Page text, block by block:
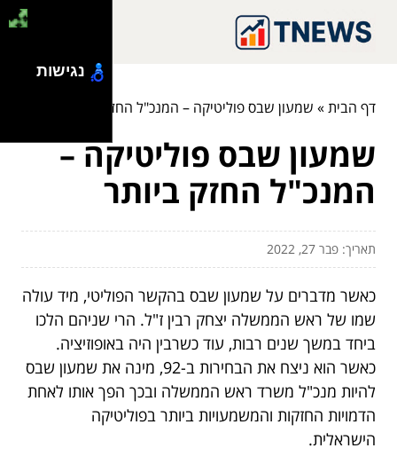
דף הבית» שמעון שבס פוליטיקה – המנכ"ל החזק ביותר
שמעון שבס פוליטיקה –
המנכ"ל החזק ביותר
תאריך: פבר 27, 2022
כאשר מדברים על שמעון שבס בהקשר הפוליטי, מיד עולה
שמו של ראש הממשלה יצחק רבין ז"ל. הרי שניהם הלכו
ביחד במשך שנים רבות, עוד כשרבין היה באופוזיציה.
כאשר הוא ניצח את הבחירות ב-92, מינה את שמעון שבס
להיות מנכ"ל משרד ראש הממשלה ובכך הפך אותו לאחת
הדמויות החזקות והמשמעויות ביותר בפוליטיקה
הישראלית.
נגישות